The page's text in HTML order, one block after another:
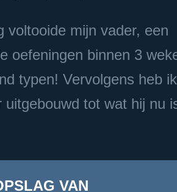
voltooide mijn vader, een
oefeningen binnen 3
typen! Vervolgens heb ik
uitgebouwd tot wat hij nu
VAN